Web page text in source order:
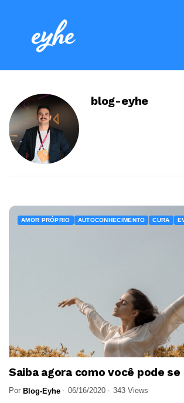
blog-eyhe
AMOR PRÓPRIO AUTOCONHECIMENTO CURA
Saiba agora como você pode se
Por Blog-Eyhe 06/16/2020 343 Views